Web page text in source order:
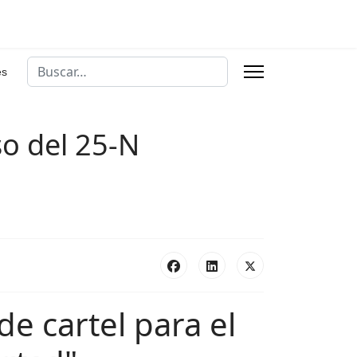
Buscar
del 25-N
cartel para el